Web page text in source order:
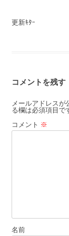
更新ｷﾀｰ
コメントを残す
メールアドレスが
る欄は必須項目で
コメント ※
名前